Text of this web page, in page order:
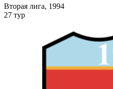
Вторая лига, 1994
27 тур